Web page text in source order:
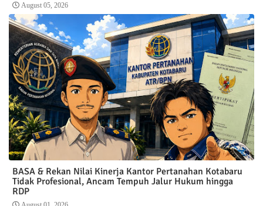
August 05, 2026
BASA & Rekan Nilai Kinerja Kantor Pertanahan Kotabaru
Tidak Profesional, Ancam Tempuh Jalur Hukum hingga
RDP